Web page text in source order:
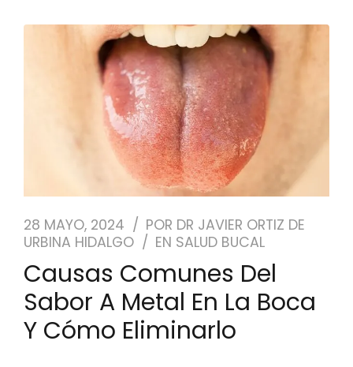
TRATAMIENTOS
SEGUROS DENTALES
PEDIR CITA
28 MAYO, 2024 POR DR JAVIER ORTIZ DE
URBINA HIDALGO
EN SALUD BUCAL
Causas Comunes Del
Sabor A Metal En La Boca
Y Cómo Eliminarlo